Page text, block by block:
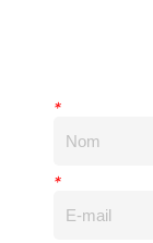
*
*